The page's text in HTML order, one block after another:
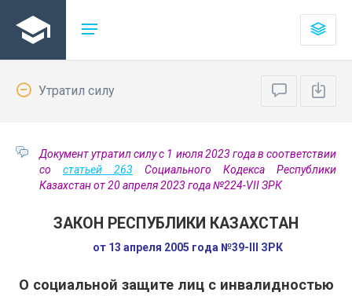
Утратил силу
Документ утратил силу с 1 июля 2023 года в соответствии
со статьей 263 Социального Кодекса Республики
Казахстан от 20 апреля 2023 года №224-VII ЗРК
ЗАКОН РЕСПУБЛИКИ КАЗАХСТАН
от 13 апреля 2005 года №39-III ЗРК
О социальной защите лиц с инвалидностью